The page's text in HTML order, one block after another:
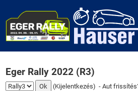
Eger Rally 2022 (R3)
(Kijelentkezés) - Aut